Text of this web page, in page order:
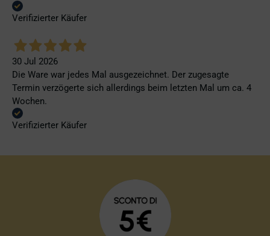
Verifizierter Käufer
30 Jul 2026
Die Ware war jedes Mal ausgezeichnet. Der zugesagte
Termin verzögerte sich allerdings beim letzten Mal um ca. 4
Wochen.
Verifizierter Käufer